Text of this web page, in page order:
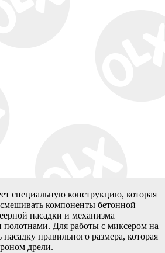
специальную конструкцию, которая
компоненты бетонной
насадки и механизма
Для работы с миксером на
правильного размера, которая
дрели.